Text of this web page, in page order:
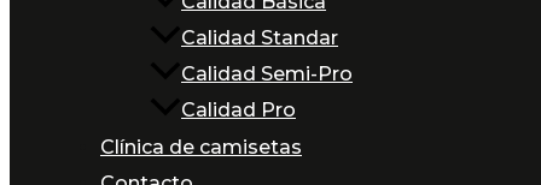
Calidad Standar
Calidad Semi-Pro
Calidad Pro
Clínica de camisetas